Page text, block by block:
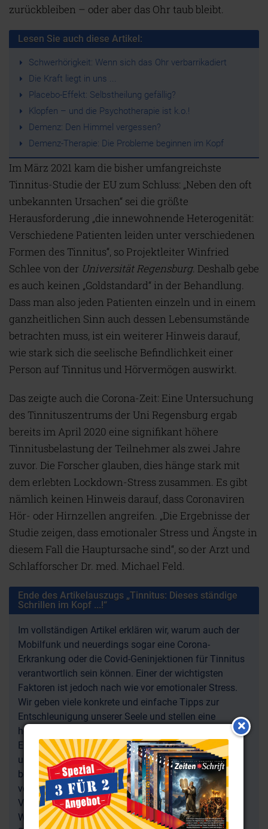
zurückbleiben – oder aber das Ohr taub bleibt.
Lesen Sie auch diese Artikel:
Schwerhörigkeit: Wenn sich das Ohr verbarrikadiert
Die Kraft liegt in uns ...
Placebo-Effekt: Selbstheilung gefällig?
Klopfen – und die Psychotherapie ist k.o.!
Demenz: Den Himmel vergessen?
Demenz-Therapie: Die Probleme beginnen im Kopf
Im März 2021 kam die bisher umfangreichste
Tinnitus-Studie der EU zum Schluss: „Neben den oft
unbekannten Ursachen“ sei die größte
Herausforderung „die innewohnende Heterogenität:
Verschiedene Patienten leiden unter verschiedenen
Formen des Tinnitus“, so Projektleiter Winfried
Schlee von der Universität Regensburg. Deshalb gebe
es auch keinen „Goldstandard“ in der Behandlung.
Dass man also jeden Patienten einzeln und in einem
ganzheitlichen Sinn auch dessen Lebensumstände
betrachten muss, ist ein weiterer Hinweis darauf,
wie stark sich die seelische Befindlichkeit einer
Person auf Tinnitus und Hörvermögen auswirkt.
Das zeigte auch die Corona-Zeit: Eine Untersuchung
des Tinnituszentrums der Uni Regensburg ergab
bereits im April 2020 eine signifikant höhere
Tinnitusbelastung der Teilnehmer als zwei Jahre
zuvor. Die Forscher glauben, dies hänge stark mit
dem erlebten Lockdown-Stress zusammen. Es gibt
nämlich keinen Hinweis darauf, dass Coronaviren
Hör- oder Hirnzellen angreifen. „Die Ergebnisse der
Studie zeigen, dass emotionaler Stress und Ängste in
diesem Fall die Hauptursache sind“, so der Arzt und
Schlafforscher Dr. med. Michael Feld.
Ende des Artikelauszugs „Tinnitus: Dieses ständige
Schrillen im Kopf ...!“
Im vollständigen Artikel erklären wir, warum auch der
Mobilfunk und neuerdings sogar eine Corona-
Erkrankung oder die Covid-Geninjektionen für Tinnitus
verantwortlich sein können. Einer der wichtigsten
Faktoren ist jedoch nach wie vor emotionaler Stress.
Wir geben viele konkrete und einfache Tipps zur
Entschleunigung unserer Seele und stellen eine
hochwirksame Atemmethode vor, auf die sich viele
Elitesoldaten in jenen Momenten verlassen, da sie
unter großem psychischen Druck stehen. Wir
beleuchten aber auch mögliche körperliche Ursachen
von Tinnitus (zum Beispiel bestimmte Mangel- oder
Vergiftungserscheinungen) und wie man sie aus der
Welt schaffen kann. Den ganzen Ratgebertext können